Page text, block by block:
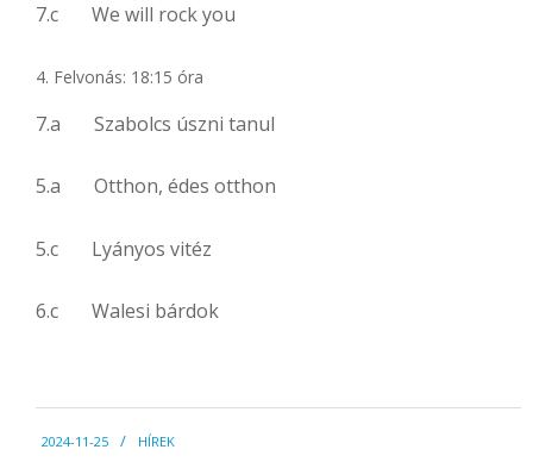
7.c We will rock you
Felvonás: 18:15 óra
7.a Szabolcs úszni tanul
5.a Otthon, édes otthon
5.c Lyányos vitéz
6.c Walesi bárdok
11-
2024-11-25 HÍREK